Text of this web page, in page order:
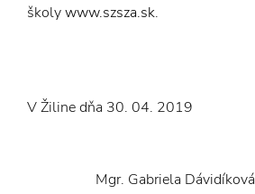
školywww.szsza.sk.
V Žiline dňa 30. 04. 2019
Mgr. Gabriela Dávidíková